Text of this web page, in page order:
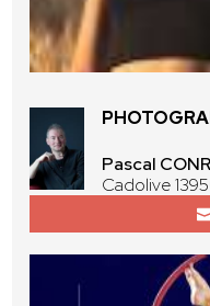
Pascal
Cadolive